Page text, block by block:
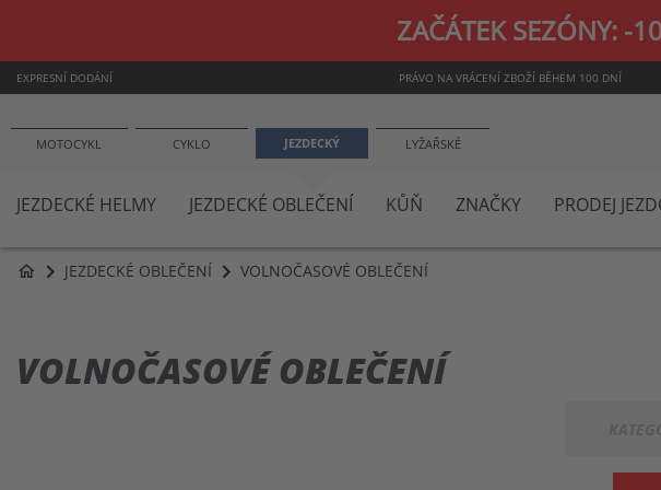
ZAČÁTEK SEZÓNY: -
EXPRESNÍ DODÁNÍ PRÁVO NA VRÁCENÍ ZBOŽÍ BĚHEM 100 DNÍ
MOTOCYKL CYKLO JEZDECKÝ LYŽAŘSKÉ
JEZDECKÉ HELMY JEZDECKÉ OBLEČENÍ KŮŇ ZNAČKY PRODEJ
home JEZDECKÉ OBLEČENÍ VOLNOČASOVÉ OBLEČENÍ
VOLNOČASOVÉ OBLEČENÍ